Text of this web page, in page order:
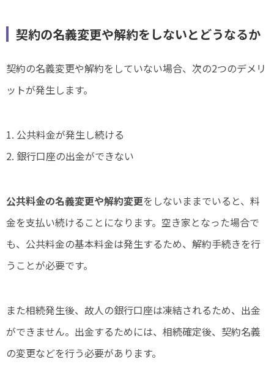
契約の名義変更や解約をしないとどうなるか
契約の名義変更や解約をしていない場合、次の2つのデメリ
ットが発生します。
1. 公共料金が発生し続ける
2. 銀行口座の出金ができない
公共料金の名義変更や解約変更をしないままでいると、料
金を支払い続けることになります。空き家となった場合で
も、公共料金の基本料金は発生するため、解約手続きを行
うことが必要です。
また相続発生後、故人の銀行口座は凍結されるため、出金
ができません。出金するためには、相続確定後、契約名義
の変更などを行う必要があります。